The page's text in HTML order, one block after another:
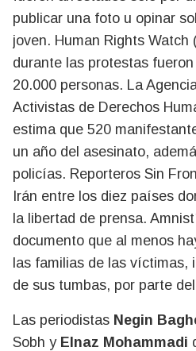
publicar una foto u opinar
joven. Human Rights Watch
durante las protestas
20.000 personas. La
Activistas de Derechos
estima que 520
un año del asesinato,
policías. Reporteros Sin
Irán entre los diez países
la libertad de prensa.
documento que al menos
las familias de las víctimas,
de sus tumbas, por parte
Las periodistas Negin
Sobh y Elnaz Mohammadi